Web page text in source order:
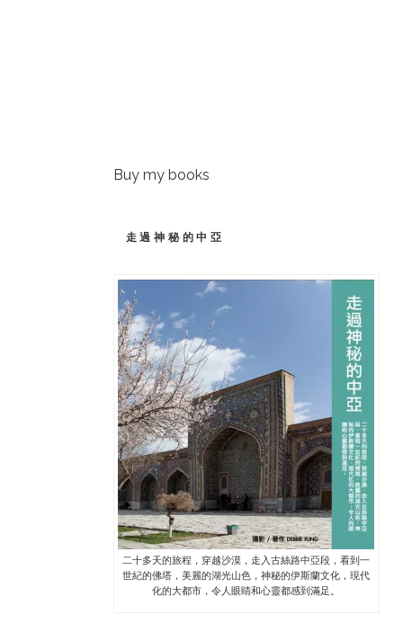
Buy my books
走過神秘的中亞
二十多天的旅程，穿越沙漠，走入古絲路中亞段，看到一
世紀的佛塔，美麗的湖光山色，神秘的伊斯蘭文化，現代
化的大都市，令人眼睛和心靈都感到滿足。